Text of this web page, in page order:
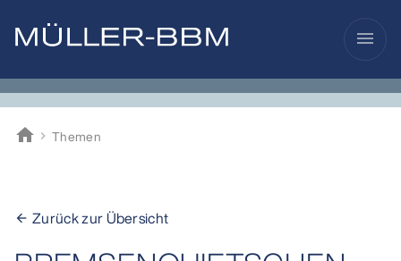
menu
home
Müller-BBM
Themen
arrow_back Zurück zur Übersicht